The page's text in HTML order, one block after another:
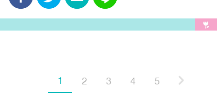
1 2 3 4 5